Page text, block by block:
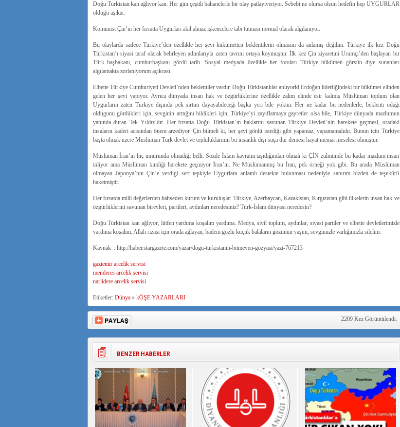
Doğu Türkistan kan ağlıyor kan. Her gün çeşitli bahanelerle bir olay patlayıveriyor. Sebebi ne olursa olsun hedefin hep UYGURLAR
olduğu aşikar.
Komünist Çin’in her fırsatta Uygurları akıl almaz işkencelere tabi tutması normal olarak algılanıyor.
Bu olaylarda sadece Türkiye’den özellikle her şeyi hükümetten beklentilerin olmasını da anlamış değilim. Türkiye ilk kez Doğu
Türkistan’ı siyasi taraf olarak belirleyen adımlarıyla zaten tavrını ortaya koymuştur. İlk kez Çin ziyaretini Urumçi’den başlayan bir
Türk başbakanı, cumhurbaşkanı gördü tarih. Sosyal medyada özellikle her fotoları Türkiye hükümeti görsün diye sunanları
algılamakta zorlanıyorum açıkcası.
Elbette Türkiye Cumhuriyeti Devleti’nden beklentiler vardır. Doğu Türkistanlılar anlıyorki Erdoğan liderliğindeki bir hükümet elinden
gelen her şeyi yapıyor. Ayrıca dünyada insan hak ve özgürlüklerine özellikle zalim elinde esir kalmış Müslüman toplum olan
Uygurların zaten Türkiye dışında pek sırtını dayayabileceği başka yeri bile yoktur. Her ne kadar bu nedenlerle, beklenti odağı
oldugunu gördükleri için, sevginin arttığını bildikleri için, Türkiye’yi zayiflatmaya gayretler olsa bile, Türkiye dünyada mazlumun
yanında duran Tek Yıldız’dır. Her fırsatta Doğu Türkistan’ın haklarını savunan Türkiye Devleti’nin harekete geçmesi, oradaki
insaların kaderi acısından önem arzediyor. Çin bilmeli ki, her şeyi gönlü istediği gibi yapamaz, yapamamalıdır. Bunun için Türkiye
başta olmak üzere Müslüman Türk devlet ve topluluklarının bu insanlık dışı suça dur demesi hayat memat meselesi olmuştur.
Müslüman İran’ın hiç umurunda olmadığı belli. Sözde İslam kavramı taşıdığından olmalı ki ÇİN zulmünde bu kadar mazlum insan
inliyor ama Müslüman kimliği harekete geçmiyor İran’ın. Ne Müslümanmış bu İran, pek örneği yok gibi. Bu arada Müslüman
olmayan Japonya’nın Çin’e verdigi sert tepkiyle Uygurlara anlamlı destekte bulunması nedeniyle sanırım bizden de teşekürü
haketmiştir.
Her fırsatda milli değerlerden bahseden kurum ve kuruluşlar Türkiye, Azerbaycan, Kazakistan, Kırgızıstan gibi ülkelerin insan hak ve
özgürlüklerini savunan bireyleri, partileri, aydınları neredesiniz? Türk-İslam dünyası neredesin?
Doğu Türkistan kan ağlıyor, lütfen yardıma koşalım yardıma. Medya, sivil toplum, aydınlar, siyasi partiler ve elbette devletlerimizle
yardıma koşalım. Allah rızası için orada ağlayan, badem gözlü küçük balaların gözünün yaşını, sevgimizle varlığımızla silelim.
Kaynak : http://haber.stargazete.com/yazar/dogu-turkistanin-bitmeyen-gozyasi/yazi-767213
gaziemir arcelik servisi
menderes arcelik servisi
narlidere arcelik servisi
Etiketler: Dünya» kÖŞE YAZARLARI
2209 Kez Görüntülendi.
BENZER HABERLER